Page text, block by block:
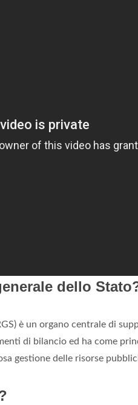
dello
è un organo centrale di
di bilancio ed ha come
gestione delle risorse